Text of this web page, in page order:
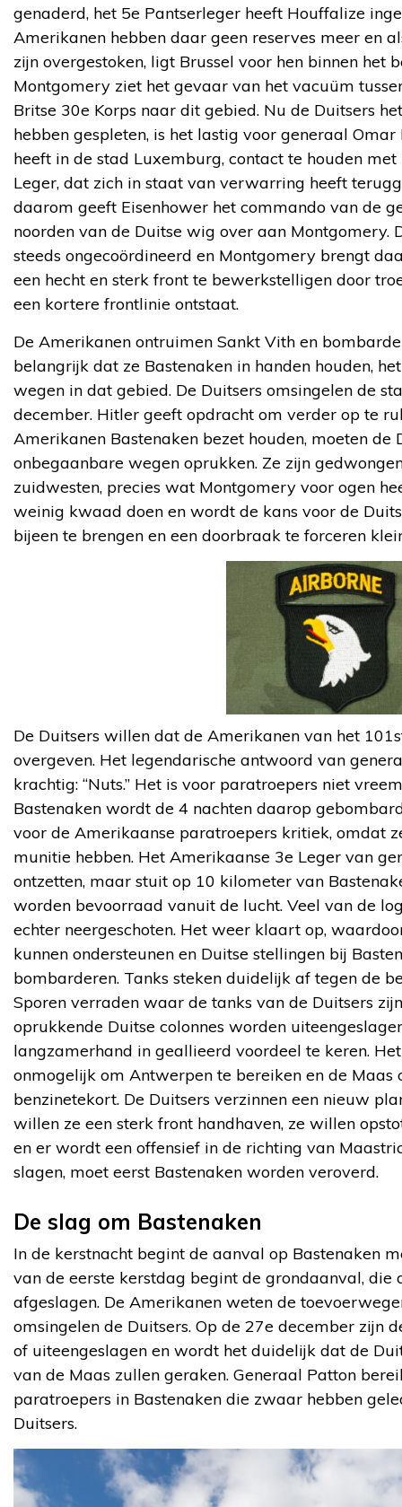
genaderd, het 5e Pantserleger heeft Houffalize
Amerikanen hebben daar geen reserves meer en
zijn overgestoken, ligt Brussel voor hen binnen het
Montgomery ziet het gevaar van het vacuüm
Britse 30e Korps naar dit gebied. Nu de Duitsers
hebben gespleten, is het lastig voor generaal
heeft in de stad Luxemburg, contact te houden
Leger, dat zich in staat van verwarring heeft
daarom geeft Eisenhower het commando van de
noorden van de Duitse wig over aan Montgomery.
steeds ongecoördineerd en Montgomery brengt
een hecht en sterk front te bewerkstelligen door
een kortere frontlinie ontstaat.
De Amerikanen ontruimen Sankt Vith en
belangrijk dat ze Bastenaken in handen houden,
wegen in dat gebied. De Duitsers omsingelen de
december. Hitler geeft opdracht om verder op te
Amerikanen Bastenaken bezet houden, moeten de
onbegaanbare wegen oprukken. Ze zijn
zuidwesten, precies wat Montgomery voor ogen
weinig kwaad doen en wordt de kans voor de
bijeen te brengen en een doorbraak te forceren
De Duitsers willen dat de Amerikanen van het
overgeven. Het legendarische antwoord van
krachtig: “Nuts.” Het is voor paratroepers niet
Bastenaken wordt de 4 nachten daarop
voor de Amerikaanse paratroepers kritiek, omdat
munitie hebben. Het Amerikaanse 3e Leger van
ontzetten, maar stuit op 10 kilometer van
worden bevoorraad vanuit de lucht. Veel van de
echter neergeschoten. Het weer klaart op,
kunnen ondersteunen en Duitse stellingen bij
bombarderen. Tanks steken duidelijk af tegen de
Sporen verraden waar de tanks van de Duitsers
oprukkende Duitse colonnes worden
langzamerhand in geallieerd voordeel te keren.
onmogelijk om Antwerpen te bereiken en de Maas
benzinetekort. De Duitsers verzinnen een nieuw
willen ze een sterk front handhaven, ze willen
en er wordt een offensief in de richting van
slagen, moet eerst Bastenaken worden veroverd.
De slag om Bastenaken
In de kerstnacht begint de aanval op Bastenaken
van de eerste kerstdag begint de grondaanval,
afgeslagen. De Amerikanen weten de
omsingelen de Duitsers. Op de 27e december zijn
of uiteengeslagen en wordt het duidelijk dat de
van de Maas zullen geraken. Generaal Patton
paratroepers in Bastenaken die zwaar hebben
Duitsers.